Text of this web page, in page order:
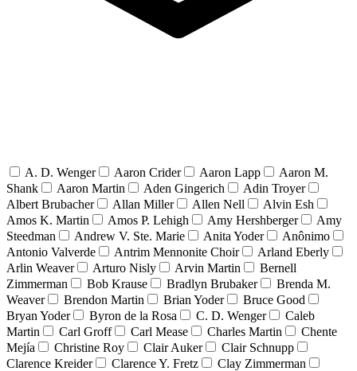
A. D. Wenger Aaron Crider Aaron Lapp
Aaron M.
Shank
Aaron Martin Aden Gingerich
Adin Troyer
Albert Brubacher
Allan Miller Allen Nell
Alvin Esh
Amos K. Martin
Amos P. Lehigh Amy Hershberger
Amy
Steedman
Andrew V. Ste. Marie Anita Yoder
Anônimo
Antonio Valverde
Antrim Mennonite Choir
Arland Eberly
Arlin Weaver
Arturo Nisly Arvin Martin
Bernell
Zimmerman
Bob Krause Bradlyn Brubaker
Brenda M.
Weaver
Brendon Martin Brian Yoder
Bruce Good
Bryan Yoder
Byron de la Rosa C. D. Wenger
Caleb
Martin
Carl Groff Carl Mease Charles Martin
Chente
Mejía
Christine Roy Clair Auker
Clair Schnupp
Clarence Kreider
Clarence Y. Fretz
Clay Zimmerman